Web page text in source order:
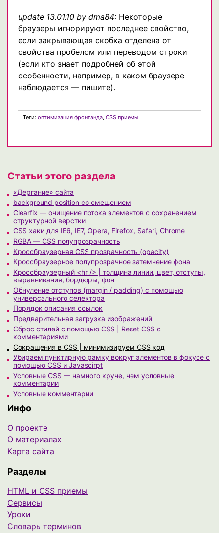
update 13.01.10 by dma84: Некоторые
браузеры игнорируют последнее свойство,
если закрывающая скобка отделена от
свойства пробелом или переводом строки
(если кто знает подробней об этой
особенности, например, в каком браузере
наблюдается — пишите).
Теги: оптимизация фронтэнда, CSS приемы
Статьи этого раздела
«Дергание» сайта
background position со смещением
Clearfix — очищение потока элементов с сохранением
структурной верстки
CSS хаки для IE6, IE7, Opera, Firefox, Safari, Chrome
RGBA — CSS полупрозрачность
Кроссбраузерная CSS прозрачность (opacity)
Кроссбраузерное полупрозрачное затемнение фона
Кроссбраузерный <hr /> | толщина линии, цвет, отступы,
выравнивания, бордюры, фон
Обнуление отступов (margin / padding) с помощью
универсального селектора
Порядок описания ссылок
Предварительная загрузка изображений
Сброс стилей с помощью CSS | Reset CSS с
комментариями
Сокращения в CSS | минимизируем CSS код
Убираем пунктирную рамку вокруг элементов в фокусе с
помощью CSS и Javascirpt
Условные CSS — намного круче, чем условные
комментарии
Условные комментарии
Инфо
О проекте
О материалах
Карта сайта
Разделы
HTML и CSS приемы
Сервисы
Уроки
Cловарь терминов